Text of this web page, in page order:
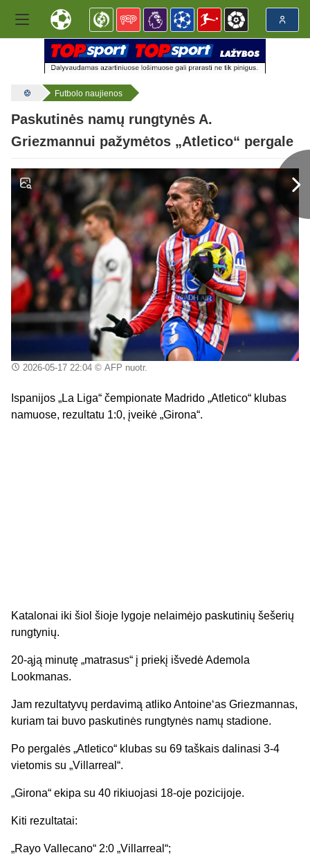
Futbolo naujienos
Paskutinės namų rungtynės A.
Griezmannui pažymėtos „Atletico“ pergale
2026-05-17 22:04© AFP nuotr.
Ispanijos „La Liga“ čempionate Madrido „Atletico“ klubas
namuose, rezultatu 1:0, įveikė „Girona“.
Katalonai iki šiol šioje lygoje nelaimėjo paskutinių šešerių
rungtynių.
20-ąją minutę „matrasus“ į priekį išvedė Ademola
Lookmanas.
Jam rezultatyvų perdavimą atliko Antoine‘as Griezmannas,
kuriam tai buvo paskutinės rungtynės namų stadione.
Po pergalės „Atletico“ klubas su 69 taškais dalinasi 3-4
vietomis su „Villarreal“.
„Girona“ ekipa su 40 rikiuojasi 18-oje pozicijoje.
Kiti rezultatai:
„Rayo Vallecano“ 2:0 „Villarreal“;